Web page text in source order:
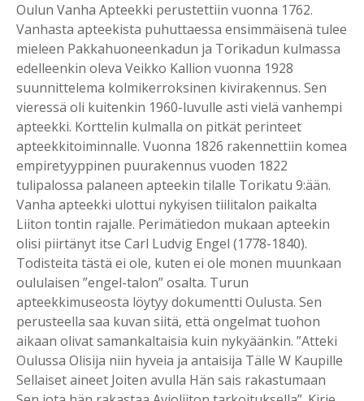
Oulun Vanha Apteekki perustettiin vuonna 1762.
Vanhasta apteekista puhuttaessa ensimmäisenä tulee
mieleen Pakkahuoneenkadun ja Torikadun kulmassa
edelleenkin oleva Veikko Kallion vuonna 1928
suunnittelema kolmikerroksinen kivirakennus. Sen
vieressä oli kuitenkin 1960-luvulle asti vielä vanhempi
apteekki. Korttelin kulmalla on pitkät perinteet
apteekkitoiminnalle. Vuonna 1826 rakennettiin komea
empiretyyppinen puurakennus vuoden 1822
tulipalossa palaneen apteekin tilalle Torikatu 9:ään.
Vanha apteekki ulottui nykyisen tiilitalon paikalta
Liiton tontin rajalle. Perimätiedon mukaan apteekin
olisi piirtänyt itse Carl Ludvig Engel (1778-1840).
Todisteita tästä ei ole, kuten ei ole monen muunkaan
oululaisen ”engel-talon” osalta. Turun
apteekkimuseosta löytyy dokumentti Oulusta. Sen
perusteella saa kuvan siitä, että ongelmat tuohon
aikaan olivat samankaltaisia kuin nykyäänkin. ”Atteki
Oulussa Olisija niin hyveia ja antaisija Tälle W Kaupille
Sellaiset aineet Joiten avulla Hän sais rakastumaan